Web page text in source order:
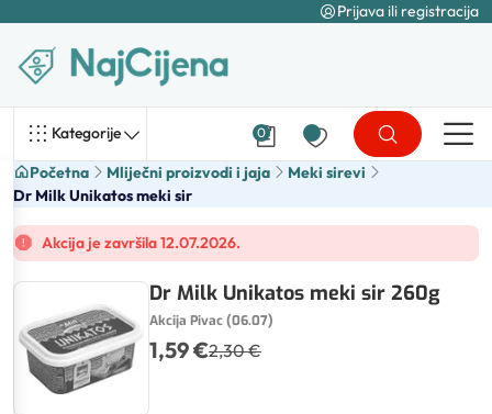
Prijava ili registracija
Kategorije 0
Početna Mliječni proizvodi i jaja
Meki sirevi
Dr Milk Unikatos meki sir
Akcija je završila 12.07.2026.
Dr Milk Unikatos meki sir 260g
Akcija Pivac (06.07)
1,59 €2,30 €